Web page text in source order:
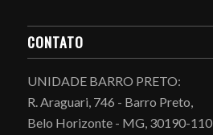
CONTATO
UNIDADE BARRO PRETO:
R. Araguari, 746 - Barro Preto,
Belo Horizonte - MG, 30190-110